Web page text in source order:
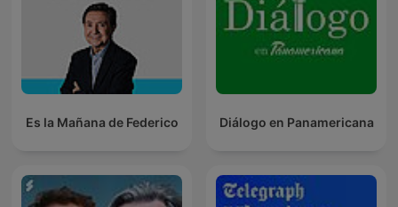
Es la Mañana de Federico Diálogo en Panamericana